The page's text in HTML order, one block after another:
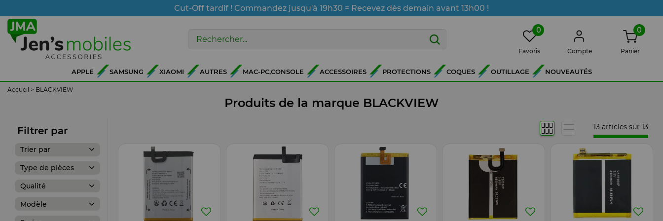
Cut-Off tardif ! Commandez jusqu'à 19h30 = Recevez dès demain avant 13h00 !
0
Favoris Compte
0
Panier
APPLE SAMSUNG XIAOMI AUTRES MAC-PC,CONSOLE ACCESSOIRES PROTECTIONS COQUES OUTILLAGE NOUVEAUTÉS
Accueil > BLACKVIEW
Produits de la marque BLACKVIEW
Filtrer par
Trier par
Type de pièces
Qualité
Modèle
13 articles sur 13